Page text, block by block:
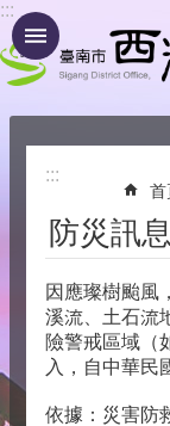
跳到主要內容區塊
:::
:::
首
防災訊
因應璨樹颱風
溪流、土石流
險警戒區域（
入，自中華民
依據：災害防